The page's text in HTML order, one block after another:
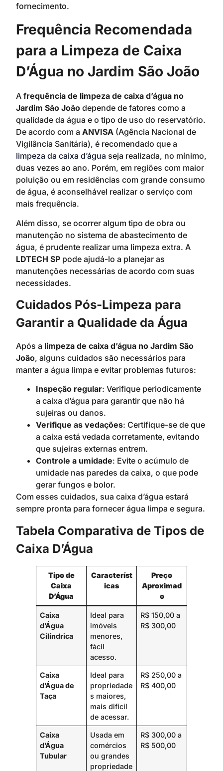
fornecimento.
Frequência Recomendada
para a Limpeza de Caixa
D’Água no Jardim São João
A frequência de limpeza de caixa d’água no
Jardim São João depende de fatores como a
qualidade da água e o tipo de uso do reservatório.
De acordo com a ANVISA (Agência Nacional de
Vigilância Sanitária), é recomendado que a
limpeza da caixa d’água seja realizada, no mínimo,
duas vezes ao ano. Porém, em regiões com maior
poluição ou em residências com grande consumo
de água, é aconselhável realizar o serviço com
mais frequência.
Além disso, se ocorrer algum tipo de obra ou
manutenção no sistema de abastecimento de
água, é prudente realizar uma limpeza extra. A
LDTECH SP pode ajudá-lo a planejar as
manutenções necessárias de acordo com suas
necessidades.
Cuidados Pós-Limpeza para
Garantir a Qualidade da Água
Após a limpeza de caixa d’água no Jardim São
João, alguns cuidados são necessários para
manter a água limpa e evitar problemas futuros:
Inspeção regular: Verifique periodicamente
a caixa d’água para garantir que não há
sujeiras ou danos.
Verifique as vedações: Certifique-se de que
a caixa está vedada corretamente, evitando
que sujeiras externas entrem.
Controle a umidade: Evite o acúmulo de
umidade nas paredes da caixa, o que pode
gerar fungos e bolor.
Com esses cuidados, sua caixa d’água estará
sempre pronta para fornecer água limpa e segura.
Tabela Comparativa de Tipos de
Caixa D’Água
Tipo de
Caixa
D’Água
Característ
icas
Preço
Aproximad
o
Caixa
d’Água
Cilíndrica
Ideal para
imóveis
menores,
fácil
acesso.
R$ 150,00 a
R$ 300,00
Caixa
d’Água de
Taça
Ideal para
propriedade
s maiores,
mais difícil
de acessar.
R$ 250,00 a
R$ 400,00
Caixa
d’Água
Tubular
Usada em
comércios
ou grandes
propriedade
R$ 300,00 a
R$ 500,00